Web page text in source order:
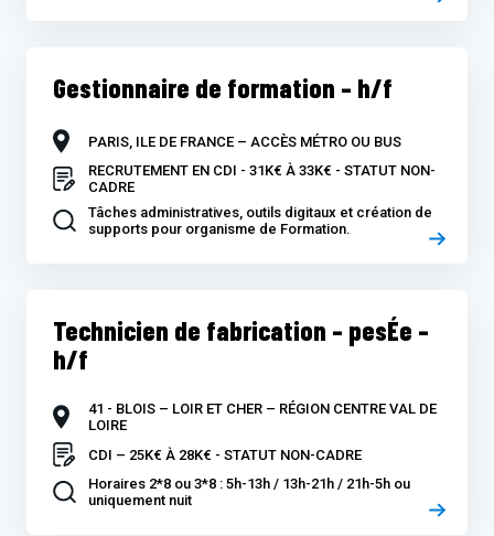
Gestionnaire de formation – h/f
PARIS, ILE DE FRANCE – ACCÈS MÉTRO OU BUS
RECRUTEMENT EN CDI - 31K€ À 33K€ - STATUT NON-
CADRE
Tâches administratives, outils digitaux et création de
supports pour organisme de Formation.
Technicien de fabrication – pesÉe –
h/f
41 - BLOIS – LOIR ET CHER – RÉGION CENTRE VAL DE
LOIRE
CDI – 25K€ À 28K€ - STATUT NON-CADRE
Horaires 2*8 ou 3*8 : 5h-13h / 13h-21h / 21h-5h ou
uniquement nuit